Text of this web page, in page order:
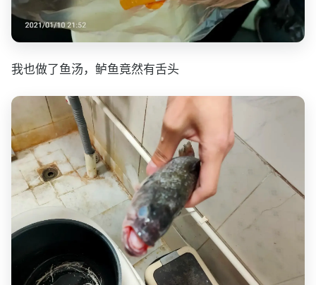
我也做了鱼汤，鲈鱼竟然有舌头